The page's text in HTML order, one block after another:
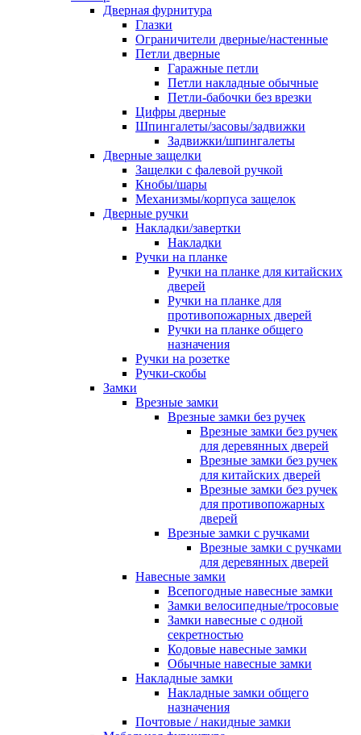
Дверная фурнитура
Глазки
Ограничители дверные/настенные
Петли дверные
Гаражные петли
Петли накладные обычные
Петли-бабочки без врезки
Цифры дверные
Шпингалеты/засовы/задвижки
Задвижки/шпингалеты
Дверные защелки
Защелки с фалевой ручкой
Кнобы/шары
Механизмы/корпуса защелок
Дверные ручки
Накладки/завертки
Накладки
Ручки на планке
Ручки на планке для китайских
дверей
Ручки на планке для
противопожарных дверей
Ручки на планке общего
назначения
Ручки на розетке
Ручки-скобы
Замки
Врезные замки
Врезные замки без ручек
Врезные замки без ручек
для деревянных дверей
Врезные замки без ручек
для китайских дверей
Врезные замки без ручек
для противопожарных
дверей
Врезные замки с ручками
Врезные замки с ручками
для деревянных дверей
Навесные замки
Всепогодные навесные замки
Замки велосипедные/тросовые
Замки навесные с одной
секретностью
Кодовые навесные замки
Обычные навесные замки
Накладные замки
Накладные замки общего
назначения
Почтовые / накидные замки